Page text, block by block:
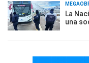
La
una